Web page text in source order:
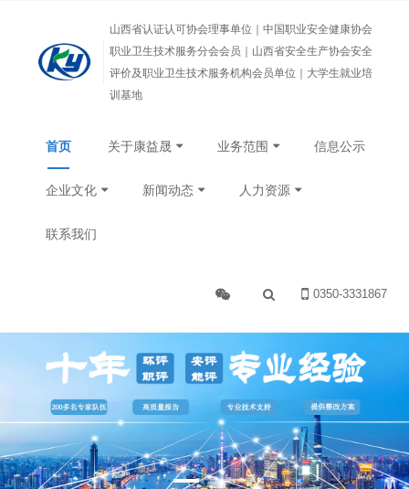
山西省认证认可协会理事单位｜中国职业安全健康协会
职业卫生技术服务分会会员｜山西省安全生产协会安全
评价及职业卫生技术服务机构会员单位｜大学生就业培
训基地
首页 关于康益晟 业务范围 信息公示
企业文化 新闻动态 人力资源
联系我们
0350-3331867